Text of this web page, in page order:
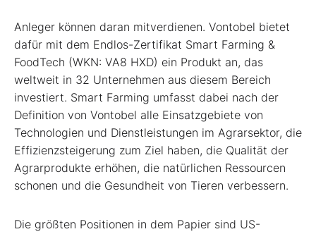
Anleger können daran mitverdienen. Vontobel bietet
dafür mit dem Endlos-Zertifikat Smart Farming &
FoodTech (WKN: VA8 HXD) ein Produkt an, das
weltweit in 32 Unternehmen aus diesem Bereich
investiert. Smart Farming umfasst dabei nach der
Definition von Vontobel alle Einsatzgebiete von
Technologien und Dienstleistungen im Agrarsektor, die
Effizienzsteigerung zum Ziel haben, die Qualität der
Agrarprodukte erhöhen, die natürlichen Ressourcen
schonen und die Gesundheit von Tieren verbessern.
Die größten Positionen in dem Papier sind US-